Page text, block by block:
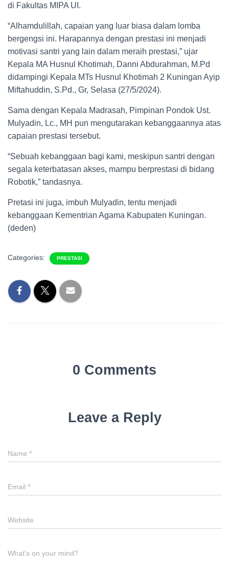
di Fakultas MIPA UI.
“Alhamdulillah, capaian yang luar biasa dalam lomba
bergengsi ini. Harapannya dengan prestasi ini menjadi
motivasi santri yang lain dalam meraih prestasi,” ujar
Kepala MA Husnul Khotimah, Danni Abdurahman, M.Pd
didampingi Kepala MTs Husnul Khotimah 2 Kuningan Ayip
Miftahuddin, S.Pd., Gr, Selasa (27/5/2024).
Sama dengan Kepala Madrasah, Pimpinan Pondok Ust.
Mulyadin, Lc., MH pun mengutarakan kebanggaannya atas
capaian prestasi tersebut.
“Sebuah kebanggaan bagi kami, meskipun santri dengan
segala keterbatasan akses, mampu berprestasi di bidang
Robotik,” tandasnya.
Pretasi ini juga, imbuh Mulyadin, tentu menjadi
kebanggaan Kementrian Agama Kabupaten Kuningan.
(deden)
Categories: PRESTASI
0 Comments
Leave a Reply
Name *
Email *
Website
What's on your mind?